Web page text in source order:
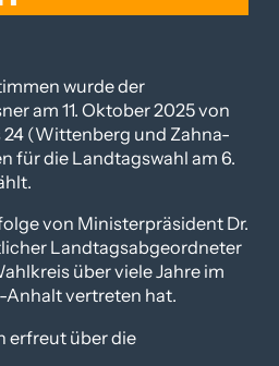
wurde der
am 11. Oktober 2025 von
24 (Wittenberg und Zahna-
für die Landtagswahl am 6.
von Ministerpräsident Dr.
Landtagsabgeordneter
über viele Jahre im
Anhalt vertreten hat.
erfreut über die